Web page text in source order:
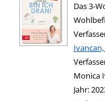
Das 3-
Monica
Jahr: